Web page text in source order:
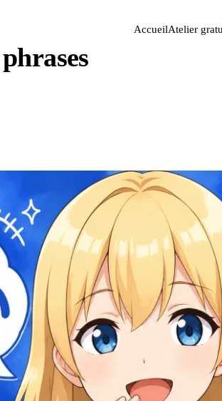
AccueilAtelier